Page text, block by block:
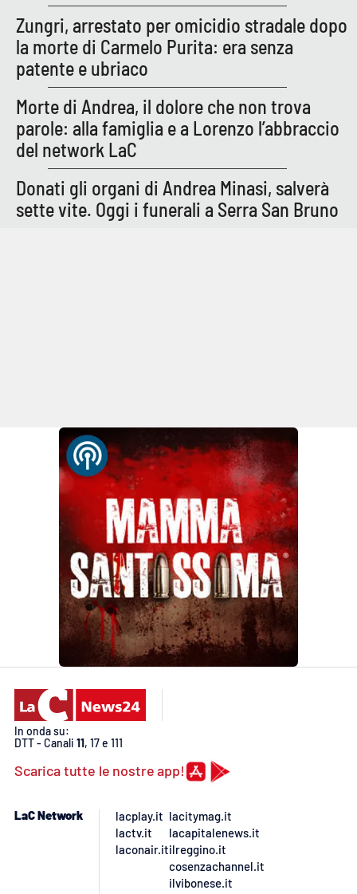
Ilreggino.it
Cosenzachannel.it
Ilvibonese.it
Catanzarochannel.it
APP
Zungri, arrestato per omicidio stradale dopo
la morte di Carmelo Purita: era senza
patente e ubriaco
Morte di Andrea, il dolore che non trova
parole: alla famiglia e a Lorenzo l’abbraccio
del network LaC
Donati gli organi di Andrea Minasi, salverà
sette vite. Oggi i funerali a Serra San Bruno
In onda su:
DTT - Canali 11, 17 e 111
Scarica tutte le nostre app!
LaC Network
lacplay.it
lactv.it
laconair.it
lacitymag.it
lacapitalenews.it
ilreggino.it
cosenzachannel.it
ilvibonese.it